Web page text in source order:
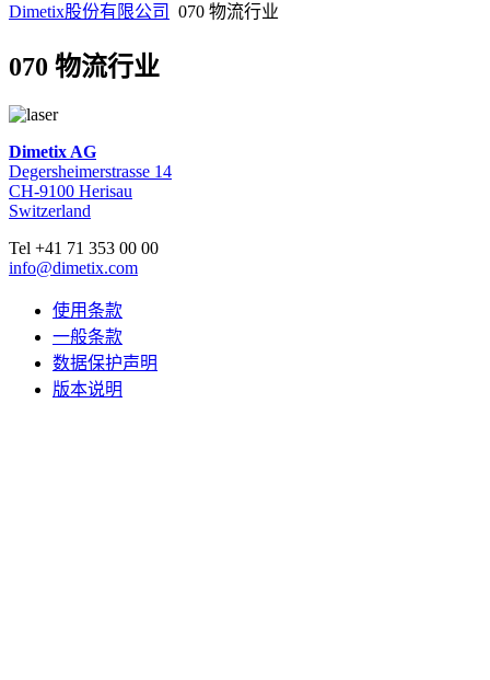
Dimetix股份有限公司 070 物流行业
070 物流行业
Dimetix AG
Degersheimerstrasse 14
CH-9100 Herisau
Switzerland
Tel +41 71 353 00 00
info@dimetix.com
使用条款
一般条款
数据保护声明
版本说明